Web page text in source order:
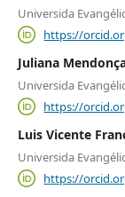
Universida
https://
Juliana
Universida
https://
Luis Vicente
Universida
https://